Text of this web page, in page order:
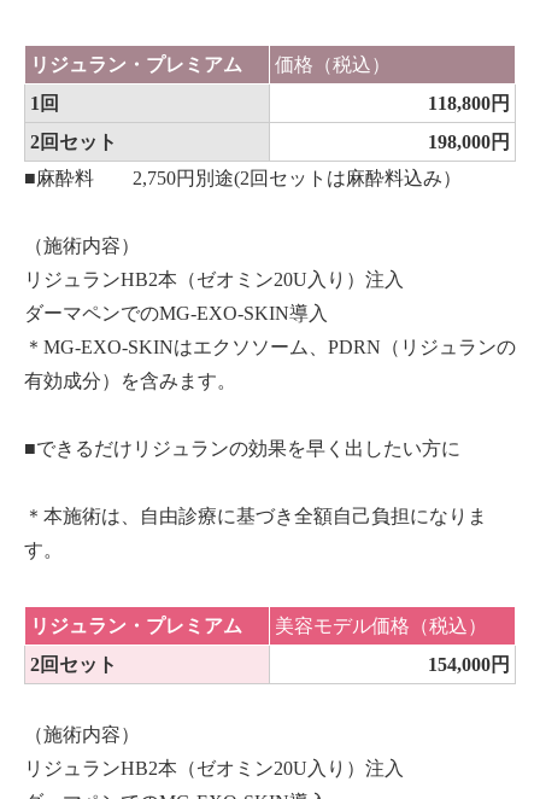
リジュラン・プレミアム
価格（税込）
1回
118,800円
2回セット
198,000円
■麻酔料 2,750円別途(2回セットは麻酔料込み）
（施術内容）
リジュランHB2本（ゼオミン20U入り）注入
ダーマペンでのMG-EXO-SKIN導入
＊MG-EXO-SKINはエクソソーム、PDRN（リジュランの
有効成分）を含みます。
■できるだけリジュランの効果を早く出したい方に
＊本施術は、自由診療に基づき全額自己負担になりま
す。
リジュラン・プレミアム
美容モデル価格（税込）
2回セット
154,000円
（施術内容）
リジュランHB2本（ゼオミン20U入り）注入